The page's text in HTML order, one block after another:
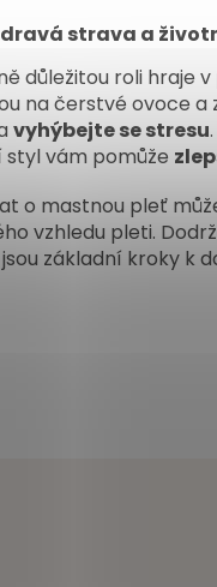
strava a
důležitou roli hraje
na čerstvé ovoce a
vyhýbejte se stresu
styl vám pomůže
o mastnou pleť
vzhledu pleti.
základní kroky k